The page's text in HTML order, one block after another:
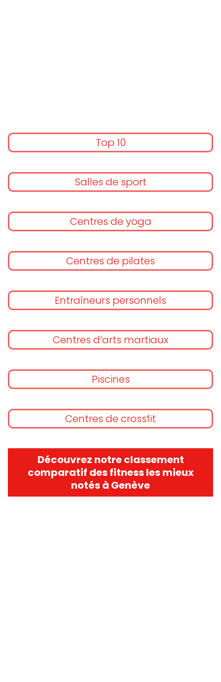
Top 10
Salles de sport
Centres de yoga
Centres de pilates
Entraîneurs personnels
Centres d’arts martiaux
Piscines
Centres de crossfit
Découvrez notre classement
comparatif des fitness les mieux
notés à Genève